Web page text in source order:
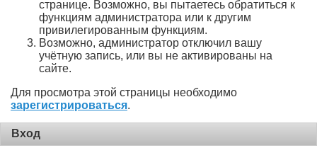
странице. Возможно, вы пытаетесь обратиться к
функциям администратора или к другим
привилегированным функциям.
Возможно, администратор отключил вашу
учётную запись, или вы не активированы на
сайте.
Для просмотра этой страницы необходимо
зарегистрироваться.
Вход